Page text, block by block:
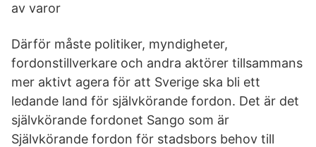
av varor
Därför måste politiker, myndigheter,
fordonstillverkare och andra aktörer tillsammans
mer aktivt agera för att Sverige ska bli ett
ledande land för självkörande fordon. Det är det
självkörande fordonet Sango som är
Självkörande fordon för stadsbors behov till